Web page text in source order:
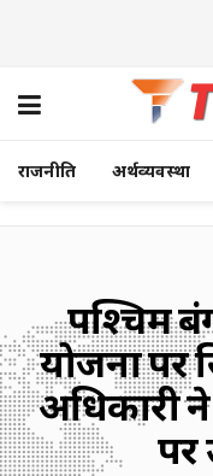
राजनीति अर्थव्यवस्था
पश्चिम
योजना पर
अधिकारी
पर